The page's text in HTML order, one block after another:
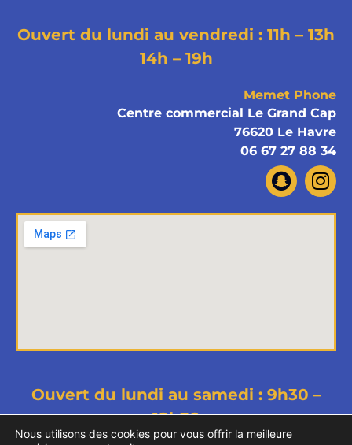
Ouvert du lundi au vendredi : 11h – 13h
14h – 19h
Memet Phone
Centre commercial Le Grand Cap
76620 Le Havre
06 67 27 88 34
Ouvert du lundi au samedi : 9h30 –
19h30
Nous utilisons des cookies pour vous offrir la meilleure